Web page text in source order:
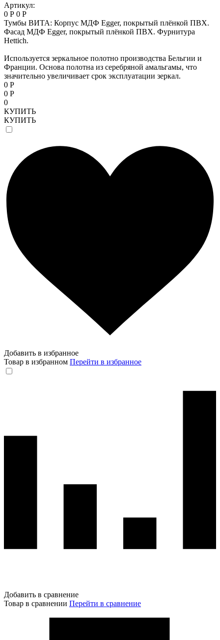
Артикул:
0 Р 0 Р
Тумбы ВИТА: Корпус МДФ Egger, покрытый плёнкой ПВХ.
Фасад МДФ Egger, покрытый плёнкой ПВХ. Фурнитура
Hettich.
Используется зеркальное полотно производства Бельгии и
Франции. Основа полотна из серебряной амальгамы, что
значительно увеличивает срок эксплуатации зеркал.
0 Р
0 Р
0
КУПИТЬ
КУПИТЬ
Добавить в избранное
Товар в избранном Перейти в избранное
Добавить в сравнение
Товар в сравнении Перейти в сравнение